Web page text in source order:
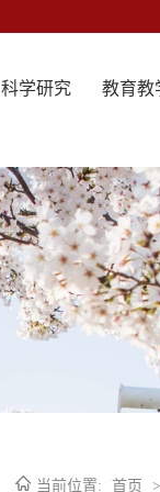
科学研究 教育教
当前位置: 首页 >